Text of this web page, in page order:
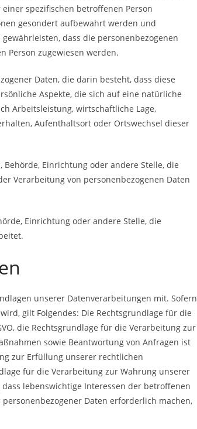
spezifischen betroffenen Person
gesondert aufbewahrt werden und
dass die personenbezogenen
Person zugewiesen werden.
Daten, die darin besteht, dass diese
Aspekte, die sich auf eine natürliche
Arbeitsleistung, wirtschaftliche Lage,
Aufenthaltsort oder Ortswechsel dieser
Einrichtung oder andere Stelle, die
Verarbeitung von personenbezogenen Daten
Einrichtung oder andere Stelle, die
unserer Datenverarbeitungen mit. Sofern
gilt Folgendes: Die Rechtsgrundlage für die
die Rechtsgrundlage für die Verarbeitung zur
sowie Beantwortung von Anfragen ist
zur Erfüllung unserer rechtlichen
für die Verarbeitung zur Wahrung unserer
lebenswichtige Interessen der betroffenen
Daten erforderlich machen,